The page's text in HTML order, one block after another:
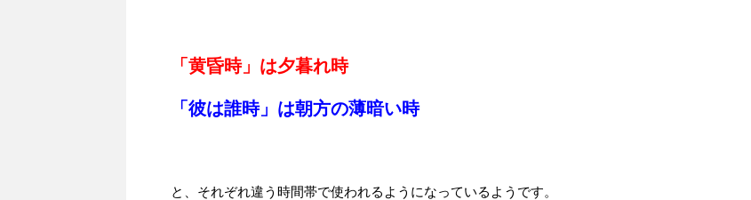
「黄昏時」は夕暮れ時
「彼は誰時」は朝方の薄暗い時
と、それぞれ違う時間帯で使われるようになっているようです。